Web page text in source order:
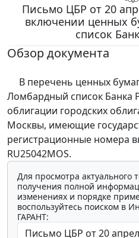
Письмо ЦБР от 20
включении ценных
список
Обзор документа
В перечень ценных
Ломбардный список Банка
облигации городских
Москвы, имеющие
регистрационные номера
RU25042MOS.
Для просмотра актуального
получения полной
изменениях и порядке
воспользуйтесь поиском в
ГАРАНТ: